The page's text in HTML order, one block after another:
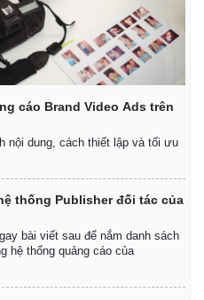
cáo Brand Video Ads trên
nội dung, cách thiết lập và tối ưu
thống Publisher đối tác của
bài viết sau để nắm danh sách
hệ thống quảng cáo của